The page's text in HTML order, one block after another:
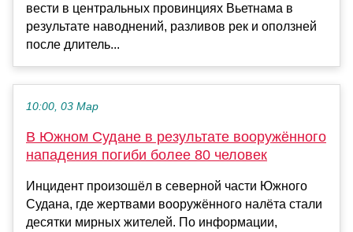
вести в центральных провинциях Вьетнама в
результате наводнений, разливов рек и оползней
после длитель...
10:00, 03 Мар
В Южном Судане в результате вооружённого
нападения погиби более 80 человек
Инцидент произошёл в северной части Южного
Судана, где жертвами вооружённого налёта стали
десятки мирных жителей. По информации,